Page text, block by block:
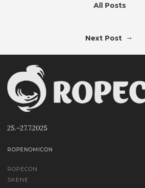
All Posts
Next Post →
25.–27.7.2025
ROPENOMICON
ROPECON
SKENE